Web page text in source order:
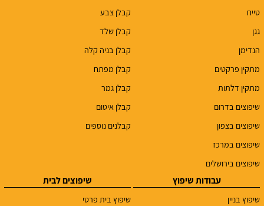
טייח
גגן
הנדימן
מתקין פרקטים
מתקין דלתות
שיפוצים בדרום
שיפוצים בצפון
שיפוצים במרכז
שיפוצים בירושלים
קבלן צבע
קבלן שלד
קבלן בניה קלה
קבלן מפתח
קבלן גמר
קבלן איטום
קבלנים נוספים
עבודות שיפוץ
שיפוץ בניין
שיפוצים לבית
שיפוץ בית פרטי